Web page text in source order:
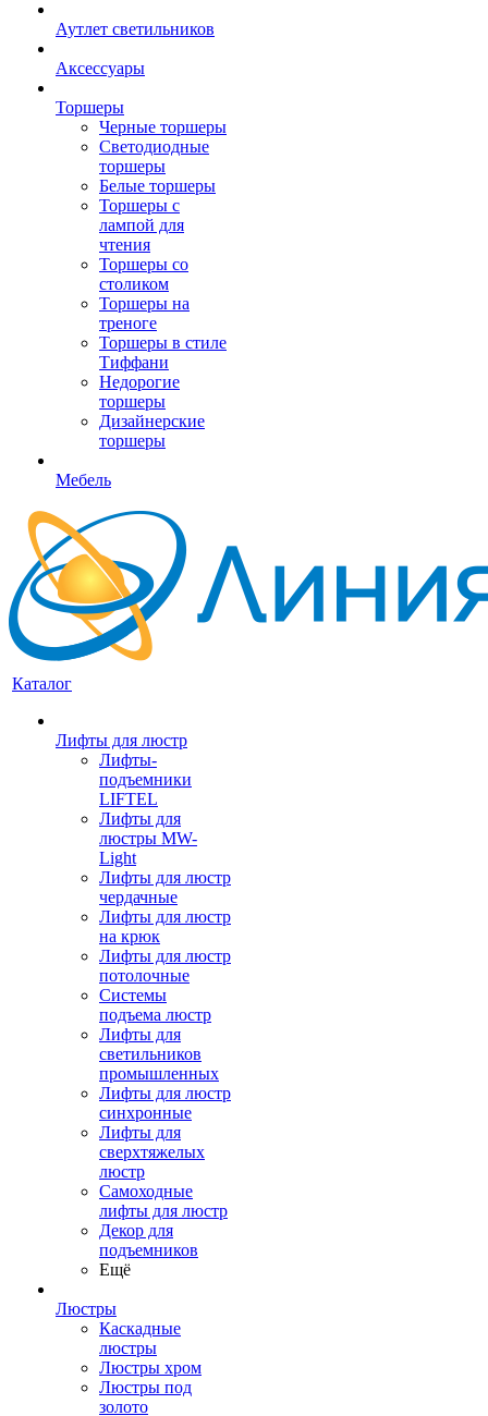
Аутлет светильников
Аксессуары
Торшеры
Черные торшеры
Светодиодные
торшеры
Белые торшеры
Торшеры с
лампой для
чтения
Торшеры со
столиком
Торшеры на
треноге
Торшеры в стиле
Тиффани
Недорогие
торшеры
Дизайнерские
торшеры
Мебель
Каталог
Лифты для люстр
Лифты-
подъемники
LIFTEL
Лифты для
люстры MW-
Light
Лифты для люстр
чердачные
Лифты для люстр
на крюк
Лифты для люстр
потолочные
Системы
подъема люстр
Лифты для
светильников
промышленных
Лифты для люстр
синхронные
Лифты для
сверхтяжелых
люстр
Самоходные
лифты для люстр
Декор для
подъемников
Ещё
Люстры
Каскадные
люстры
Люстры хром
Люстры под
золото